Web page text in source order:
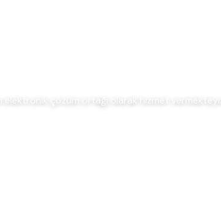
çözüm ortağı olarak hizmet vermekteyiz.